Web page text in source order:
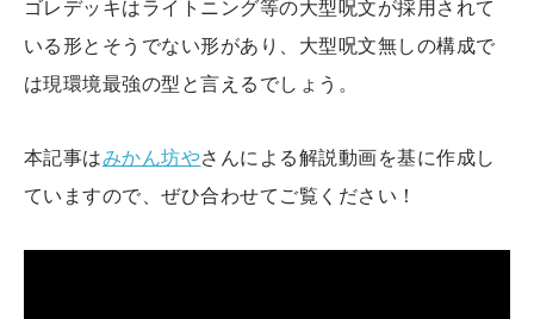
ゴレデッキはライトニング等の大型呪文が採用されて
いる形とそうでない形があり、大型呪文無しの構成で
は現環境最強の型と言えるでしょう。
本記事はみかん坊やさんによる解説動画を基に作成し
ていますので、ぜひ合わせてご覧ください！